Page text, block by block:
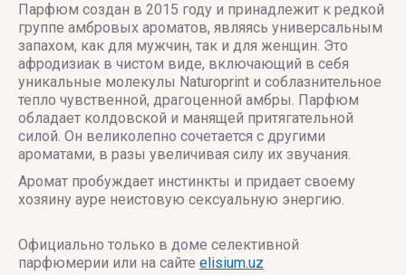
Парфюм создан в 2015 году и принадлежит к редкой
группе амбровых ароматов, являясь универсальным
запахом, как для мужчин, так и для женщин. Это
афродизиак в чистом виде, включающий в себя
уникальные молекулы Naturoprint и соблазнительное
тепло чувственной, драгоценной амбры. Парфюм
обладает колдовской и манящей притягательной
силой. Он великолепно сочетается с другими
ароматами, в разы увеличивая силу их звучания.
Аромат пробуждает инстинкты и придает своему
хозяину ауре неистовую сексуальную энергию.
Официально только в доме селективной
парфюмерии или на сайте elisium.uz